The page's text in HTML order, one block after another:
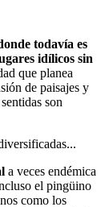
todavía es
idílicos sin
que planea
de paisajes y
son
a veces endémica
el pingüino
como los